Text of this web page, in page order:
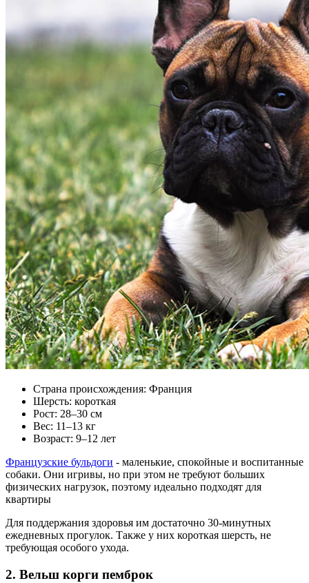
Страна происхождения: Франция
Шерсть: короткая
Рост: 28–30 см
Вес: 11–13 кг
Возраст: 9–12 лет
Французские бульдоги - маленькие, спокойные и воспитанные
собаки. Они игривы, но при этом не требуют больших
физических нагрузок, поэтому идеально подходят для
квартиры
Для поддержания здоровья им достаточно 30-минутных
ежедневных прогулок. Также у них короткая шерсть, не
требующая особого ухода.
2. Вельш корги пемброк